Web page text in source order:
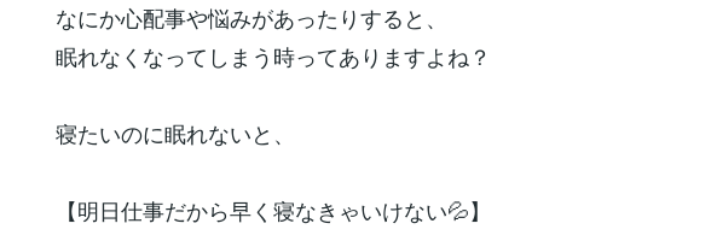
なにか心配事や悩みがあったりすると、
眠れなくなってしまう時ってありますよね？
寝たいのに眠れないと、
【明日仕事だから早く寝なきゃいけない💦】